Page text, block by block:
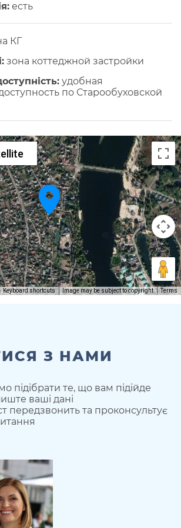
есть
КГ
зона коттеджной застройки
удобная
по Старообуховской
Keyboard shortcuts Image may be subject to copyright Terms
З НАМИ
підібрати те, що вам підійде
ваші дані
передзвонить та проконсультує